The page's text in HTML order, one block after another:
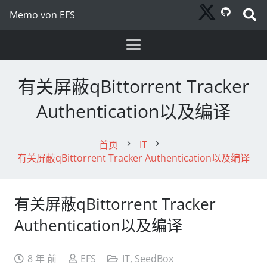
Memo von EFS
有关屏蔽qBittorrent Tracker
Authentication以及编译
首页 chevron_right IT chevron_right
有关屏蔽qBittorrent Tracker Authentication以及编译
有关屏蔽qBittorrent Tracker
Authentication以及编译
8 年 前 EFS IT, SeedBox